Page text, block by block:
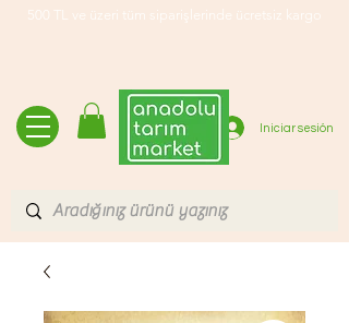
500 TL ve üzeri tüm siparişlerinde ücretsiz kargo
Iniciar sesión